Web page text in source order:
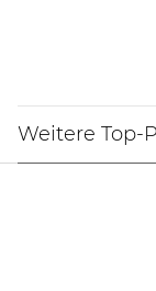
Weitere Top-